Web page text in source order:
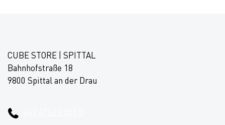
CUBE STORE | SPITTAL
Bahnhofstraße 18
9800 Spittal an der Drau